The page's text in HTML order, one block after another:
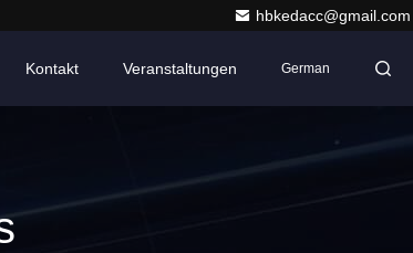
hbkedacc@gmail.com
Kontakt Veranstaltungen German